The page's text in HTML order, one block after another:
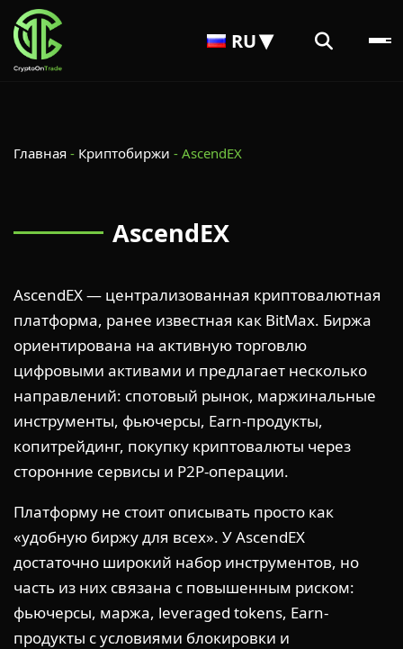
RU
Главная - Криптобиржи - AscendEX
AscendEX
AscendEX — централизованная криптовалютная
платформа, ранее известная как BitMax. Биржа
ориентирована на активную торговлю
цифровыми активами и предлагает несколько
направлений: спотовый рынок, маржинальные
инструменты, фьючерсы, Earn-продукты,
копитрейдинг, покупку криптовалюты через
сторонние сервисы и P2P-операции.
Платформу не стоит описывать просто как
«удобную биржу для всех». У AscendEX
достаточно широкий набор инструментов, но
часть из них связана с повышенным риском:
фьючерсы, маржа, leveraged tokens, Earn-
продукты с условиями блокировки и